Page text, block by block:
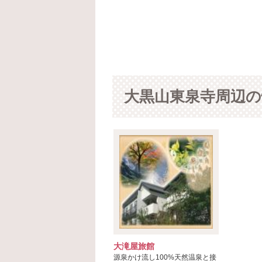
大黒山東泉寺周辺
大滝屋旅館
源泉かけ流し100%天然温泉と接